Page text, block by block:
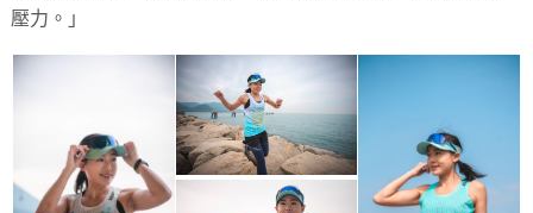
壓力。」